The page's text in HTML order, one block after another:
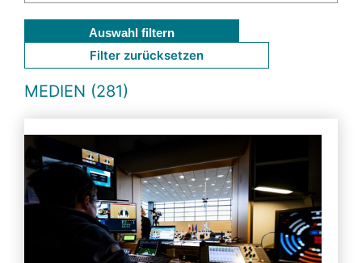
Auswahl filtern
Filter zurücksetzen
MEDIEN (281)